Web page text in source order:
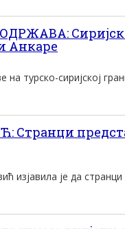
Анкаре
на турско-сиријској
изјавила је да